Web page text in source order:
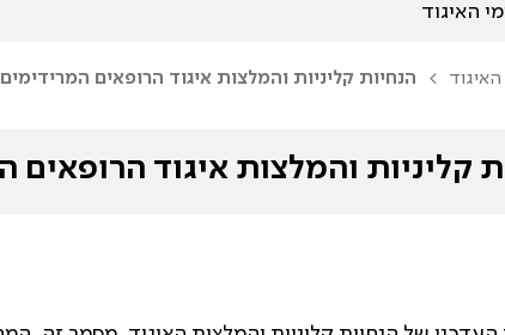
האיגוד
הנחיות קליניות והמלצות איגוד הרופאים המרידימים
קליניות והמלצות איגוד הרופאים